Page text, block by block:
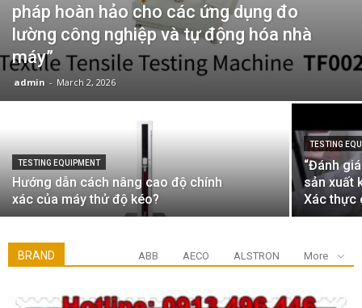
pháp hoàn hảo cho các ứng dụng đo
lường công nghiệp và tự động hóa nhà
máy”
admin - March 2, 2026
TESTING EQUIPMENT
Hướng dẫn cách nâng cao độ chính
xác của máy thử độ kéo?
TESTING
“Đánh
sản xuất
Xác thực
BRAND ABB AECO ALSTRON More